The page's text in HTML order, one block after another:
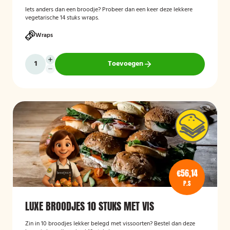
Iets anders dan een broodje? Probeer dan een keer deze lekkere
vegetarische 14 stuks wraps.
Wraps
Toevoegen
€56,14
P.S
LUXE BROODJES 10 STUKS MET VIS
Zin in 10 broodjes lekker belegd met vissoorten? Bestel dan deze